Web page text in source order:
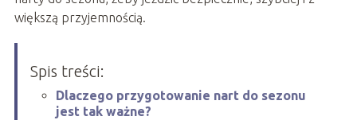
większą przyjemnością.
Spis treści:
Dlaczego przygotowanie nart do sezonu
jest tak ważne?